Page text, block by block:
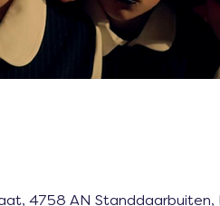
4758 AN Standdaarbuiten,